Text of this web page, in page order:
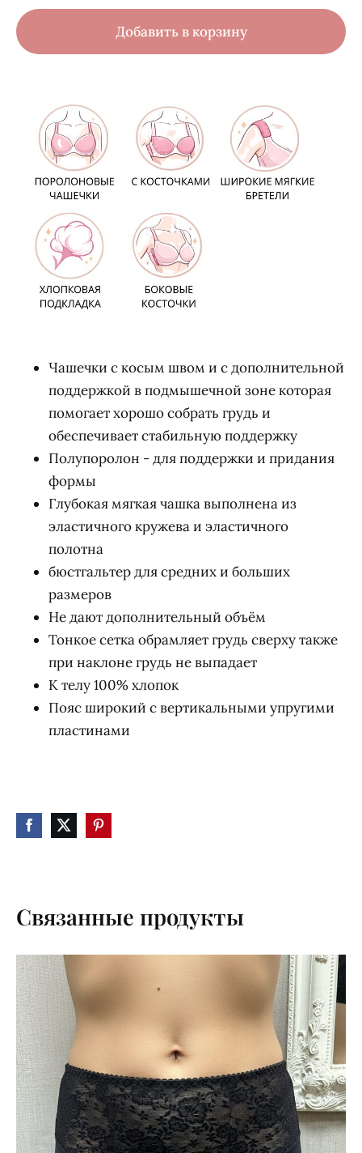
Добавить в корзину
Чашечки с косым швом и с дополнительной
поддержкой в подмышечной зоне которая
помогает хорошо собрать грудь и
обеспечивает стабильную поддержку
Полупоролон - для поддержки и придания
формы
Глубокая мягкая чашка выполнена из
эластичного кружева и эластичного
полотна
бюстгальтер для средних и больших
размеров
Не дают дополнительный объём
Тонкое сетка обрамляет грудь сверху также
при наклоне грудь не выпадает
К телу 100% хлопок
Пояс широкий с вертикальными упругими
пластинами
Связанные продукты